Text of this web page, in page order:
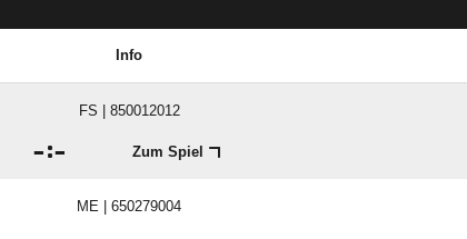
Info
FS | 850012012
: Zum Spiel
ME | 650279004